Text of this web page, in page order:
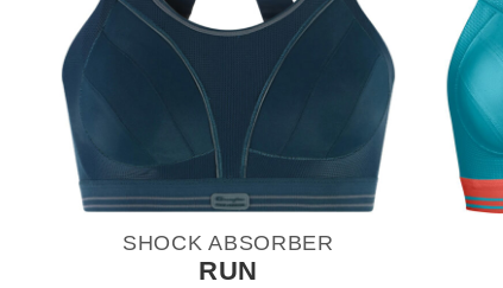
SHOCK ABSORBER
RUN